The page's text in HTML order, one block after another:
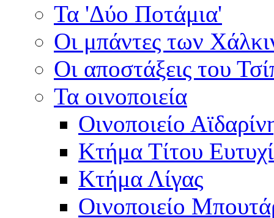
Τα 'Δύο Ποτάμια'
Οι μπάντες των
Οι αποστάξεις του
Τα οινοποιεία
Οινοποιείο
Κτήμα Τίτου
Κτήμα Λίγας
Οινοποιείο